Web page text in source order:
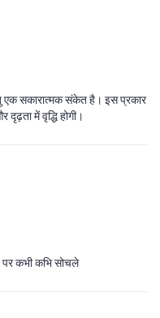
एक सकारात्मक संकेत है। इस प्रकार
में वृद्धि होगी।
कभी कभि सोचले